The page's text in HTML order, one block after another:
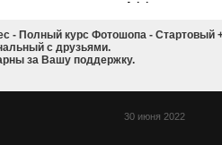
- Полный курс Фотошопа - Стартовый
с друзьями.
за Вашу поддержку.
30 июня 2022